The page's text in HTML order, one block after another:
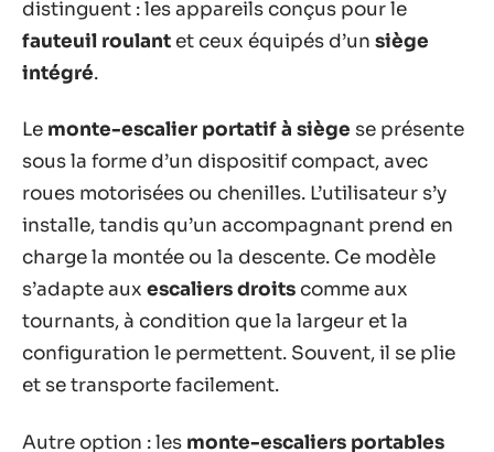
distinguent : les appareils conçus pour le
fauteuil roulant et ceux équipés d’un siège
intégré.
Le monte-escalier portatif à siège se présente
sous la forme d’un dispositif compact, avec
roues motorisées ou chenilles. L’utilisateur s’y
installe, tandis qu’un accompagnant prend en
charge la montée ou la descente. Ce modèle
s’adapte aux escaliers droits comme aux
tournants, à condition que la largeur et la
configuration le permettent. Souvent, il se plie
et se transporte facilement.
Autre option : les monte-escaliers portables